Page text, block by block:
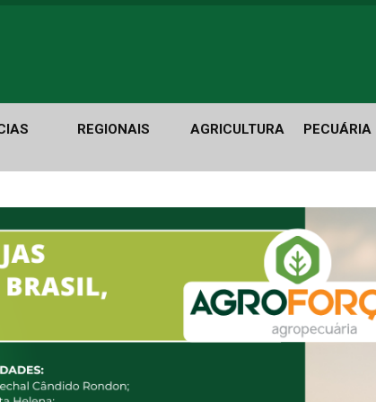
REGIONAIS AGRICULTURA PECUÁRIA